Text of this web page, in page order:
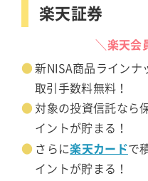
楽天証券
＼楽天会
新NISA商品ラインナ
取引手数料無料！
対象の投資信託なら
イントが貯まる！
さらに楽天カードで
イントが貯まる！